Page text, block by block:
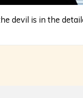
devil is in the